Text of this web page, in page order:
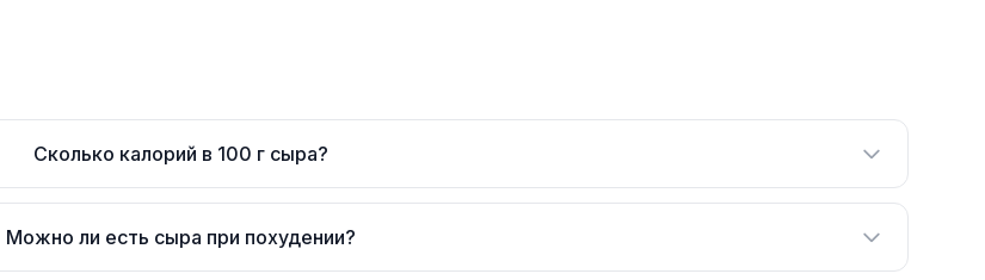
Сколько калорий в 100 г сыра?
Можно ли есть сыра при похудении?